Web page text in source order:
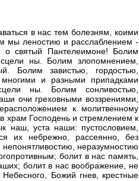
в нас тем болезням, коими
мы леностию и расслаблением -
святый Пантелеимоне! Болим
ны. Болим злопомнением,
Болим завистью, гордостью,
и разными припадками
ны. Болим сонливостью,
очи греховными воззрениями,
к молитвенному
храм Господень и стремлением к
наш, уста наши: пустословием,
их небрежно, рассеянно, без
неразумностию
болит в нас память,
болит в нас воображение, не
Божий гнев, крестные